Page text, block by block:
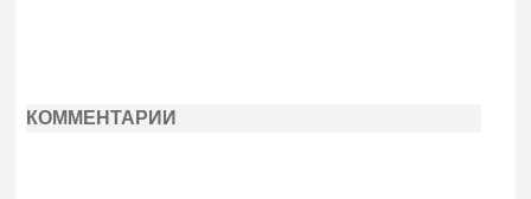
КОММЕНТАРИИ